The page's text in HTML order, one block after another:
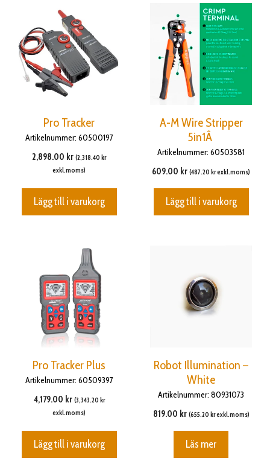
Pro Tracker
Artikelnummer: 60500197
2,898.00 kr (2,318.40 kr
exkl.moms)
Lägg till i varukorg
A-M Wire Stripper
5in1Â
Artikelnummer: 60503581
609.00 kr (487.20 krexkl.moms)
Lägg till i varukorg
Pro Tracker Plus
Artikelnummer: 60509397
4,179.00 kr (3,343.20 kr
exkl.moms)
Lägg till i varukorg
Robot Illumination –
White
Artikelnummer: 80931073
819.00 kr (655.20 krexkl.moms)
Läs mer